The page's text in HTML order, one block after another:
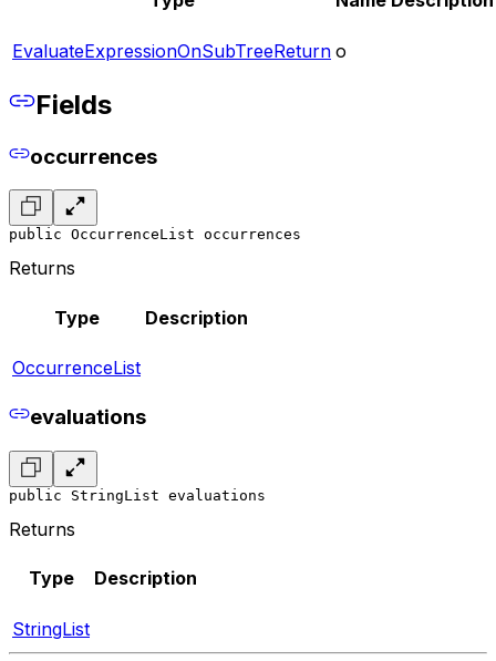
EvaluateExpressionOnSubTreeReturn o
Fields
occurrences
public OccurrenceList occurrences
Returns
Type Description
OccurrenceList
evaluations
public StringList evaluations
Returns
Type Description
StringList